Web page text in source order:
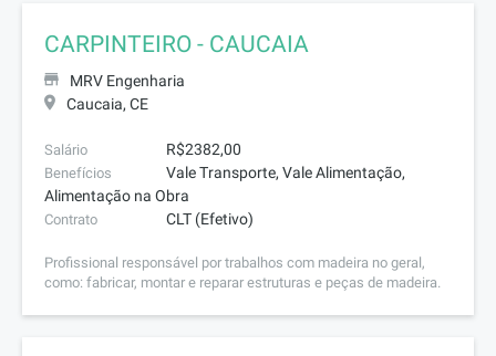
CARPINTEIRO - CAUCAIA
MRV Engenharia
Caucaia, CE
Salário R$2382,00
Benefícios
Vale Transporte, Vale Alimentação,
Alimentação na Obra
Contrato CLT (Efetivo)
Profissional responsável por trabalhos com madeira no geral,
como: fabricar, montar e reparar estruturas e peças de madeira.